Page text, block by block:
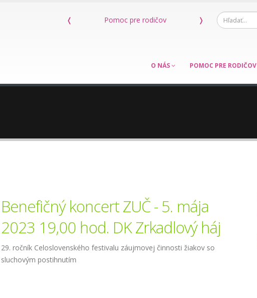
❬ Kniha Máme dieťa s poruchou sluchu ❭
O NÁS POMOC PRE RODIČOV
Benefičný koncert ZUČ - 5. mája
2023 19,00 hod. DK Zrkadlový háj
29. ročník Celoslovenského festivalu záujmovej činnosti žiakov so
sluchovým postihnutím